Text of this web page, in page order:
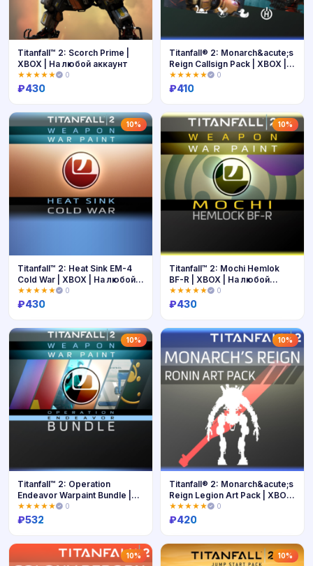
Купить
Titanfall™ 2: Scorch Prime |
XBOX | На любой аккаунт
★★★★★ 0
₽430
Купить
Titanfall® 2: Monarch&acute;s
Reign Callsign Pack | XBOX |
На любой аккаунт
★★★★★ 0
₽410
10%
Купить
Titanfall™ 2: Heat Sink EM-4
Cold War | XBOX | На любой
аккаунт
★★★★★ 0
₽430
10%
Купить
Titanfall™ 2: Mochi Hemlok
BF-R | XBOX | На любой
аккаунт
★★★★★ 0
₽430
10%
Купить
Titanfall™ 2: Operation
Endeavor Warpaint Bundle |
XBOX | На любой аккаунт
★★★★★ 0
₽532
10%
Купить
Titanfall® 2: Monarch&acute;s
Reign Legion Art Pack | XBOX
| На любой аккаунт
★★★★★ 0
₽420
10% 10%